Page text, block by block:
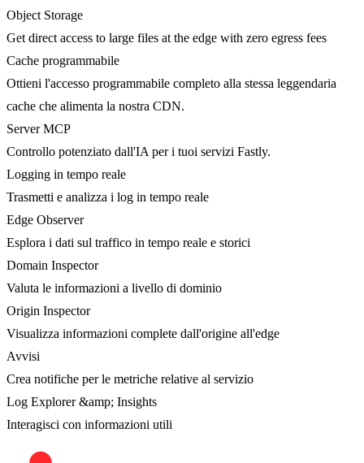
Object Storage
Get direct access to large files at the edge with zero egress fees
Cache programmabile
Ottieni l'accesso programmabile completo alla stessa leggendaria
cache che alimenta la nostra CDN.
Server MCP
Controllo potenziato dall'IA per i tuoi servizi Fastly.
Logging in tempo reale
Trasmetti e analizza i log in tempo reale
Edge Observer
Esplora i dati sul traffico in tempo reale e storici
Domain Inspector
Valuta le informazioni a livello di dominio
Origin Inspector
Visualizza informazioni complete dall'origine all'edge
Avvisi
Crea notifiche per le metriche relative al servizio
Log Explorer &amp; Insights
Interagisci con informazioni utili